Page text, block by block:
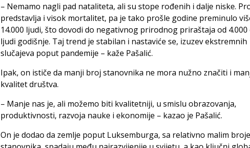
– Nemamo nagli pad nataliteta, ali su stope rođenih i dalje niske.
predstavlja i visok mortalitet, pa je tako prošle godine preminulo
14.000 ljudi, što dovodi do negativnog prirodnog priraštaja od 4.000
ljudi godišnje. Taj trend je stabilan i nastaviće se, izuzev ekstremnih
slučajeva poput pandemije – kaže Pašalić.
Ipak, on ističe da manji broj stanovnika ne mora nužno značiti i
kvalitet društva.
– Manje nas je, ali možemo biti kvalitetniji, u smislu obrazovanja,
produktivnosti, razvoja nauke i ekonomije – kazao je Pašalić.
On je dodao da zemlje poput Luksemburga, sa relativno malim